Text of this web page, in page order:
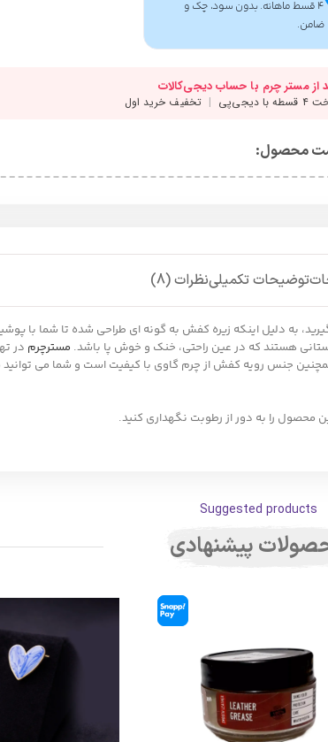
۴ قسط ماهانه. بدون سود، چک و
ضامن.
محصول:​
توضیحات تکمیلینظرات (8)
بگیرید، به دلیل اینکه زیره کفش به گونه ای طراحی شده تا شما با
مسترچرم در
جنس رویه کفش از چرم گاوی با کیفیت است و شما می
محصول را به دور از رطوبت نگهداری کنید.
Suggested products
پیشنهادی